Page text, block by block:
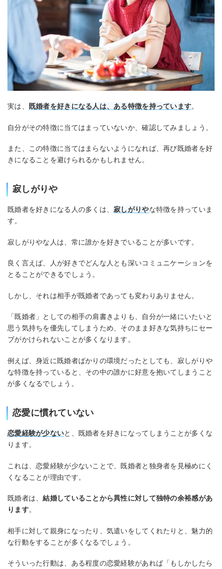
実は、 既婚者を好きになる人は、ある特徴を持っています。
自分がその特徴に当てはまっていないか、確認してみましょう。
また、この特徴に当てはまらないようになれば、再び既婚者を好
きになることを避けられるかもしれません。
寂しがりや
既婚者を好きになる人の多くは、 寂しがりやな特徴を持っていま
す。
寂しがりやな人は、常に誰かを好きでいることが多いです。
良く言えば、人が好きでどんな人とも深いコミュニケーションを
とることができるでしょう。
しかし、それは相手が既婚者であっても変わりありません。
「既婚者」としての相手の肩書きよりも、自分が一緒にいたいと
思う気持ちを優先してしまうため、そのまま好きな気持ちにセー
ブがかけられないことが多くなります。
例えば、身近に既婚者ばかりの環境だったとしても、寂しがりや
な特徴を持っていると、その中の誰かに好意を抱いてしまうこと
が多くなるでしょう。
恋愛に慣れていない
恋愛経験が少ないと、既婚者を好きになってしまうことが多くな
ります。
これは、恋愛経験が少ないことで、既婚者と独身者を見極めにく
くなることが理由です。
既婚者は、結婚していることから異性に対して独特の余裕感があ
ります。
相手に対して親身になったり、気遣いをしてくれたりと、魅力的
な行動をすることが多くなるでしょう。
そういった行動は、ある程度の恋愛経験があれば「もしかしたら